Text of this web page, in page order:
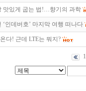
맛있게 굽는 법!…향기의 과학
‘인데버호’ 마지막 여행 떠나다
다! 근데 LTE는 뭐지?
1